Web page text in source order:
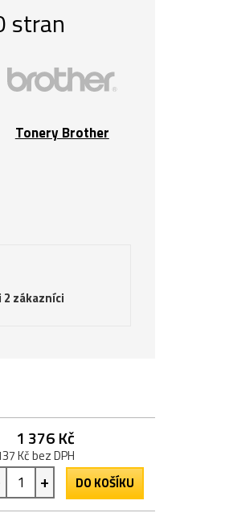
stran
Tonery Brother
zákazníci
1 376 Kč
Kč bez DPH
+ DO KOŠÍKU